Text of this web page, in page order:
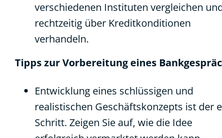
verschiedenen Instituten vergleichen
rechtzeitig über Kreditkonditionen
verhandeln.
Tipps zur Vorbereitung eines
Entwicklung eines schlüssigen und
realistischen Geschäftskonzepts ist der
Schritt. Zeigen Sie auf, wie die Idee